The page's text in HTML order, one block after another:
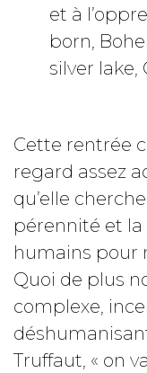
et à
born,
silver lake,
Cette rentrée
regard assez
qu’elle
pérennité et
humains pour
Quoi de plus
complexe,
Truffaut, « on